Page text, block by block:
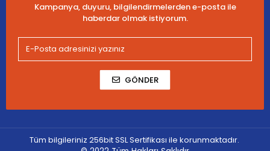
Kampanya, duyuru, bilgilendirmelerden e-posta ile
haberdar olmak istiyorum.
GÖNDER
Tüm bilgileriniz 256bit SSL Sertifikası ile korunmaktadır.